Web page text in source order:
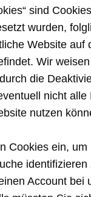
sind
wurden,
Website auf
Wir
die
nicht alle
nutzen
Cookies ein, um
Account bei